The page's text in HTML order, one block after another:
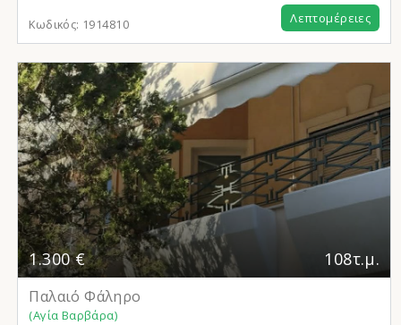
Κωδικός: 1914810 Λεπτομέρειες
1.300 € 108τ.μ.
Παλαιό Φάληρο
(Αγία Βαρβάρα)